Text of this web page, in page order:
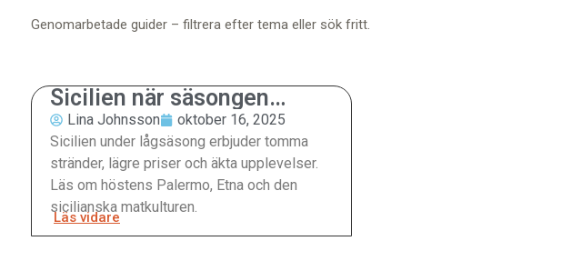
Genomarbetade guider – filtrera efter tema eller sök fritt.
Sicilien när säsongen
lugnat sig
Lina Johnsson
oktober 16, 2025
Sicilien under lågsäsong erbjuder tomma
stränder, lägre priser och äkta upplevelser.
Läs om höstens Palermo, Etna och den
sicilianska matkulturen.
Läs vidare